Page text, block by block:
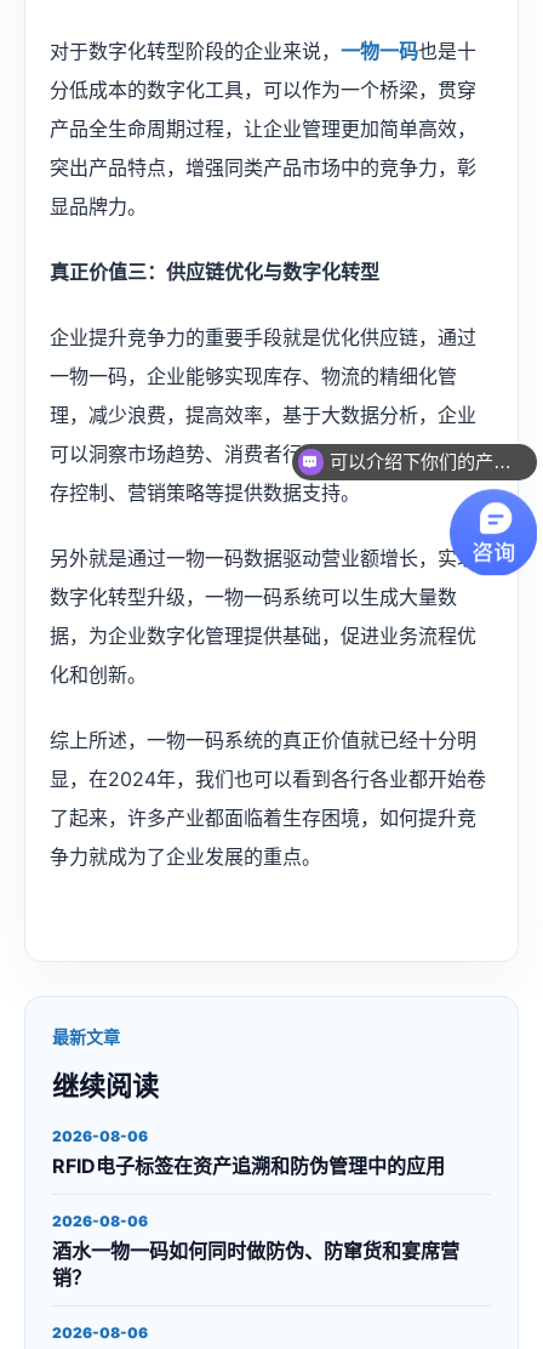
对于数字化转型阶段的企业来说， 一物一码也是十
分低成本的数字化工具，可以作为一个桥梁，贯穿
产品全生命周期过程，让企业管理更加简单高效，
突出产品特点，增强同类产品市场中的竞争力，彰
显品牌力。
真正价值三：供应链优化与数字化转型
企业提升竞争力的重要手段就是优化供应链，通过
一物一码，企业能够实现库存、物流的精细化管
理，减少浪费，提高效率，基于大数据分析，企业
可以洞察市场趋势、消费者行为，为生产计划、库
存控制、营销策略等提供数据支持。
另外就是通过一物一码数据驱动营业额增长，实现
数字化转型升级，一物一码系统可以生成大量数
据，为企业数字化管理提供基础，促进业务流程优
化和创新。
综上所述，一物一码系统的真正价值就已经十分明
显，在2024年，我们也可以看到各行各业都开始卷
了起来，许多产业都面临着生存困境，如何提升竞
争力就成为了企业发展的重点。
最新文章
继续阅读
2026-08-06
RFID电子标签在资产追溯和防伪管理中的应用
2026-08-06
酒水一物一码如何同时做防伪、防窜货和宴席营
销？
2026-08-06
可以介绍下你们的产品么？